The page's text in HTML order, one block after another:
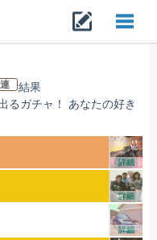
結果
るガチャ！ あなたの好き
詳細
詳細
詳細